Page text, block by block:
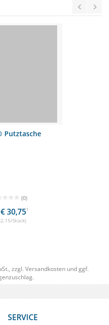
1
Stück)
zzgl. Versandkosten und ggf.
SERVICE